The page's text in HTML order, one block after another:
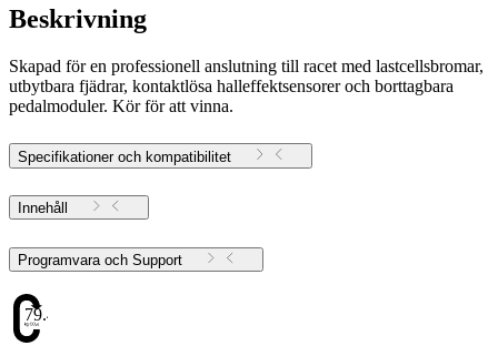
Beskrivning
Skapad för en professionell anslutning till racet med lastcellsbromar,
utbytbara fjädrar, kontaktlösa halleffektsensorer och borttagbara
pedalmoduler. Kör för att vinna.
Specifikationer och kompatibilitet
Innehåll
Programvara och Support
79.48